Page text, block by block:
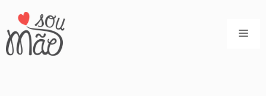
Pular
para